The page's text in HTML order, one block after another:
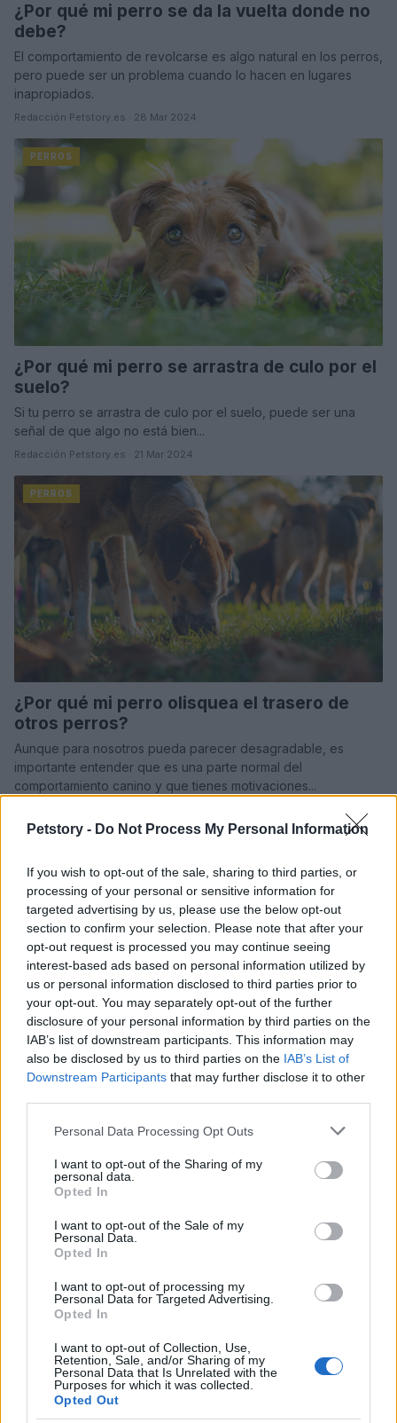
Petstory - Do Not Process My Personal Information
If you wish to opt-out of the sale, sharing to third parties, or
processing of your personal or sensitive information for
targeted advertising by us, please use the below opt-out
section to confirm your selection. Please note that after your
opt-out request is processed you may continue seeing
interest-based ads based on personal information utilized by
us or personal information disclosed to third parties prior to
your opt-out. You may separately opt-out of the further
disclosure of your personal information by third parties on the
IAB’s list of downstream participants. This information may
also be disclosed by us to third parties on the IAB’s List of
Downstream Participants that may further disclose it to other
Please note that this website/app uses one or more Google
not limited to your visit or usage behaviour. You may click to
grant or deny consent to Google and its third-party tags to
use your data for below specified purposes in below Google
consent section.
Personal Data Processing Opt Outs
I want to opt-out of the Sharing of my
personal data.
Opted In
I want to opt-out of the Sale of my
Personal Data.
Opted In
I want to opt-out of processing my
Personal Data for Targeted Advertising.
Opted In
I want to opt-out of Collection, Use,
Retention, Sale, and/or Sharing of my
Personal Data that Is Unrelated with the
Purposes for which it was collected.
Opted Out
¿Por qué mi perro se da la vuelta donde no
debe?
El comportamiento de revolcarse es algo natural en los perros,
pero puede ser un problema cuando lo hacen en lugares
inapropiados.
Redacción Petstory.es · 28 Mar 2024
PERROS
¿Por qué mi perro se arrastra de culo por el
suelo?
Si tu perro se arrastra de culo por el suelo, puede ser una
señal de que algo no está bien...
Redacción Petstory.es · 21 Mar 2024
PERROS
¿Por qué mi perro olisquea el trasero de
otros perros?
Aunque para nosotros pueda parecer desagradable, es
importante entender que es una parte normal del
comportamiento canino y que tienes motivaciones...
¿Por qué mi perro lame la orina de otros
perros?
Los perros lamen la orina de otros perros para obtener
mas factores...
Redacción Petstory.es · 17 Mar 2024
¿Por qué mi perro monta a otros perros?